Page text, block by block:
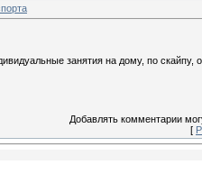
занятия на дому, по
Добавлять комментарии
[